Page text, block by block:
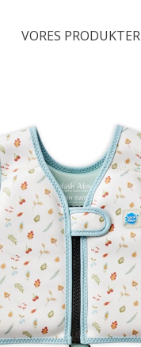
VORES PRODUKTER